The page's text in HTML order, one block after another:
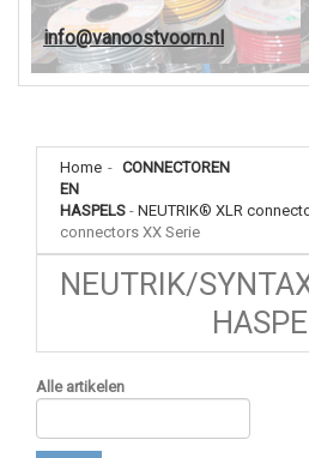
info@vanoostvoorn.nl
Home - CONNECTOREN
EN
HASPELS - NEUTRIK® XLR
connectors XX Serie
NEUTRIK/
Alle artikelen